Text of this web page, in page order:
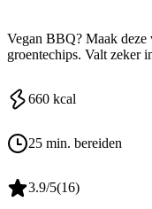
Vegan BBQ? Maak
groentechips. Valt zeker
660 kcal
25 min. bereiden
3.9/5(16)